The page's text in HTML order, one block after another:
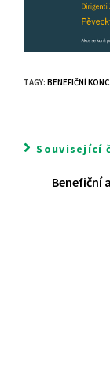
TAGY: BENEFIČNÍ
Související
Benefiční